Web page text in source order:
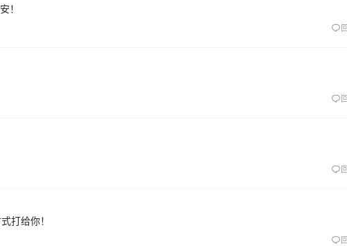
！
打给你！